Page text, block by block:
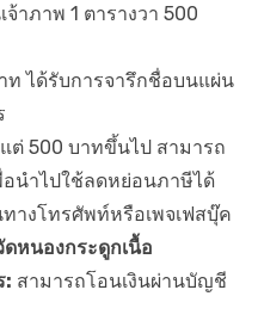
จ้าภาพ 1 ตารางวา 500
ท ได้รับการจารึกชื่อบนแผ่น
ต่ 500 บาทขึ้นไป สามารถ
นำไปใช้ลดหย่อนภาษีได้
างโทรศัพท์หรือเพจเฟสบุ๊ค
ดหนองกระดูกเนื้อ
: สามารถโอนเงินผ่านบัญชี